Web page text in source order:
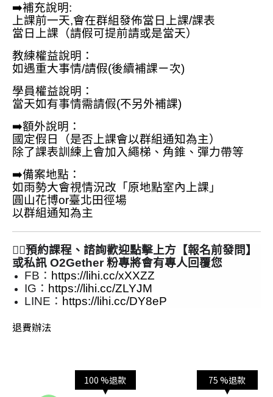
➡️補充說明:
上課前一天,會在群組發佈當日上課/課表
當日上課（請假可提前請或是當天）
教練權益說明：
如遇重大事情/請假(後續補課ㄧ次️)
學員權益說明：
當天如有事情需請假(不另外補課️)
➡️額外說明：
國定假日（是否上課會以群組通知為主）
除了課表訓練上會加入繩梯、角錐、彈力帶等
➡️備案地點：
如雨勢大會視情況改「原地點室內上課」
圓山花博or臺北田徑場
以群組通知為主️
🙋‍♂預約課程、諮詢歡迎點擊上方【報名前發問】
或私訊 O2Gether 粉專將會有專人回覆您
FB： https://lihi.cc/xXXZZ
IG： https://lihi.cc/ZLYJM
LINE： https://lihi.cc/DY8eP
退費辦法
100 %退款 75 %退款